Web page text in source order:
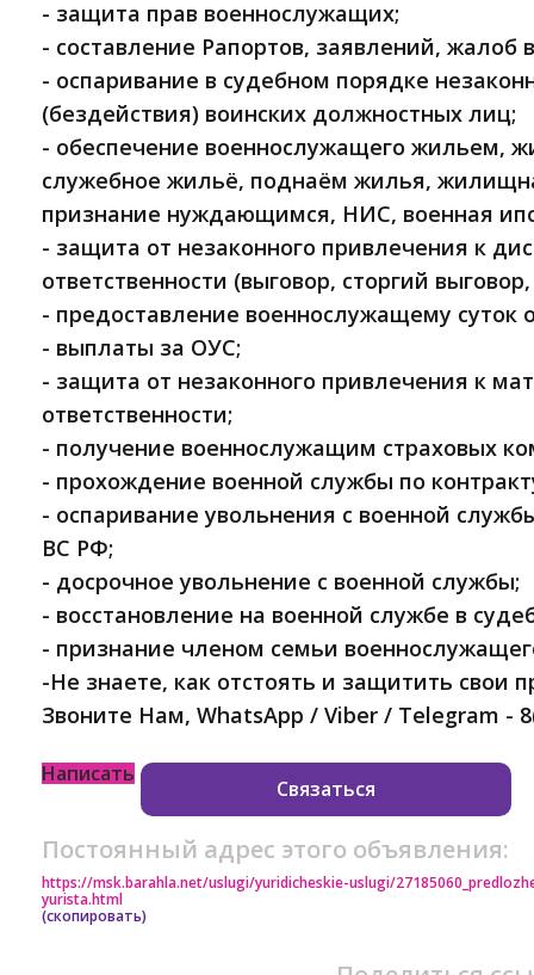
- защита прав военнослужащих;
- составление Рапортов, заявлений, жалоб
- оспаривание в судебном порядке
(бездействия) воинских должностных лиц;
- обеспечение военнослужащего жильем,
служебное жильё, поднаём жилья,
признание нуждающимся, НИС, военная
- защита от незаконного привлечения к
ответственности (выговор, сторгий
- предоставление военнослужащему суток
- выплаты за ОУС;
- защита от незаконного привлечения к
ответственности;
- получение военнослужащим страховых
- прохождение военной службы по
- оспаривание увольнения с военной
ВС РФ;
- досрочное увольнение с военной службы;
- восстановление на военной службе в
- признание членом семьи
-Не знаете, как отстоять и защитить свои
Звоните Нам, WhatsApp / Viber / Telegram -
Написать
Связаться
Постоянный адрес этого объявления:
https://msk.barahla.net/uslugi/yuridicheskie-uslugi/
yurista.html
(скопировать)